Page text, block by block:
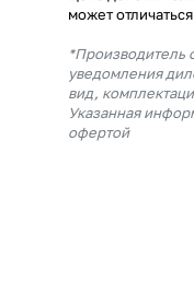
может
*Производитель
уведомления
вид,
Указанная
офертой